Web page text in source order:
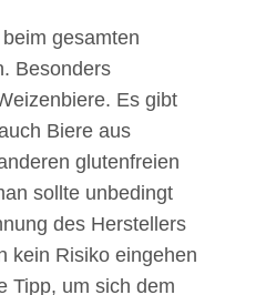
gesamten
Besonders
Es gibt
Biere aus
glutenfreien
sollte unbedingt
des Herstellers
kein Risiko eingehen
Tipp, um sich dem